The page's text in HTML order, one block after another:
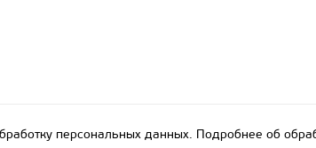
персональных данных. Подробнее об